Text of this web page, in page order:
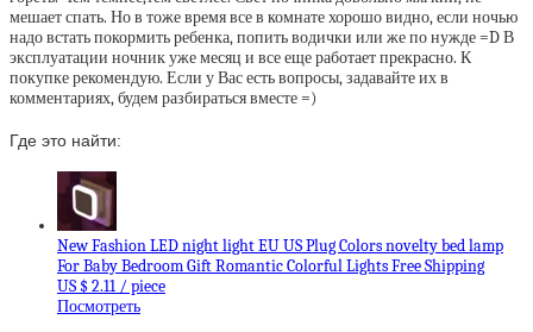
мешает спать. Но в тоже время все в комнате хорошо видно, если ночью
надо встать покормить ребенка, попить водички или же по нужде =D В
эксплуатации ночник уже месяц и все еще работает прекрасно. К
покупке рекомендую. Если у Вас есть вопросы, задавайте их в
комментариях, будем разбираться вместе =)
Где это найти:
New Fashion LED night light EU US Plug Colors novelty bed lamp
For Baby Bedroom Gift Romantic Colorful Lights Free Shipping
US $ 2.11 / piece
Посмотреть